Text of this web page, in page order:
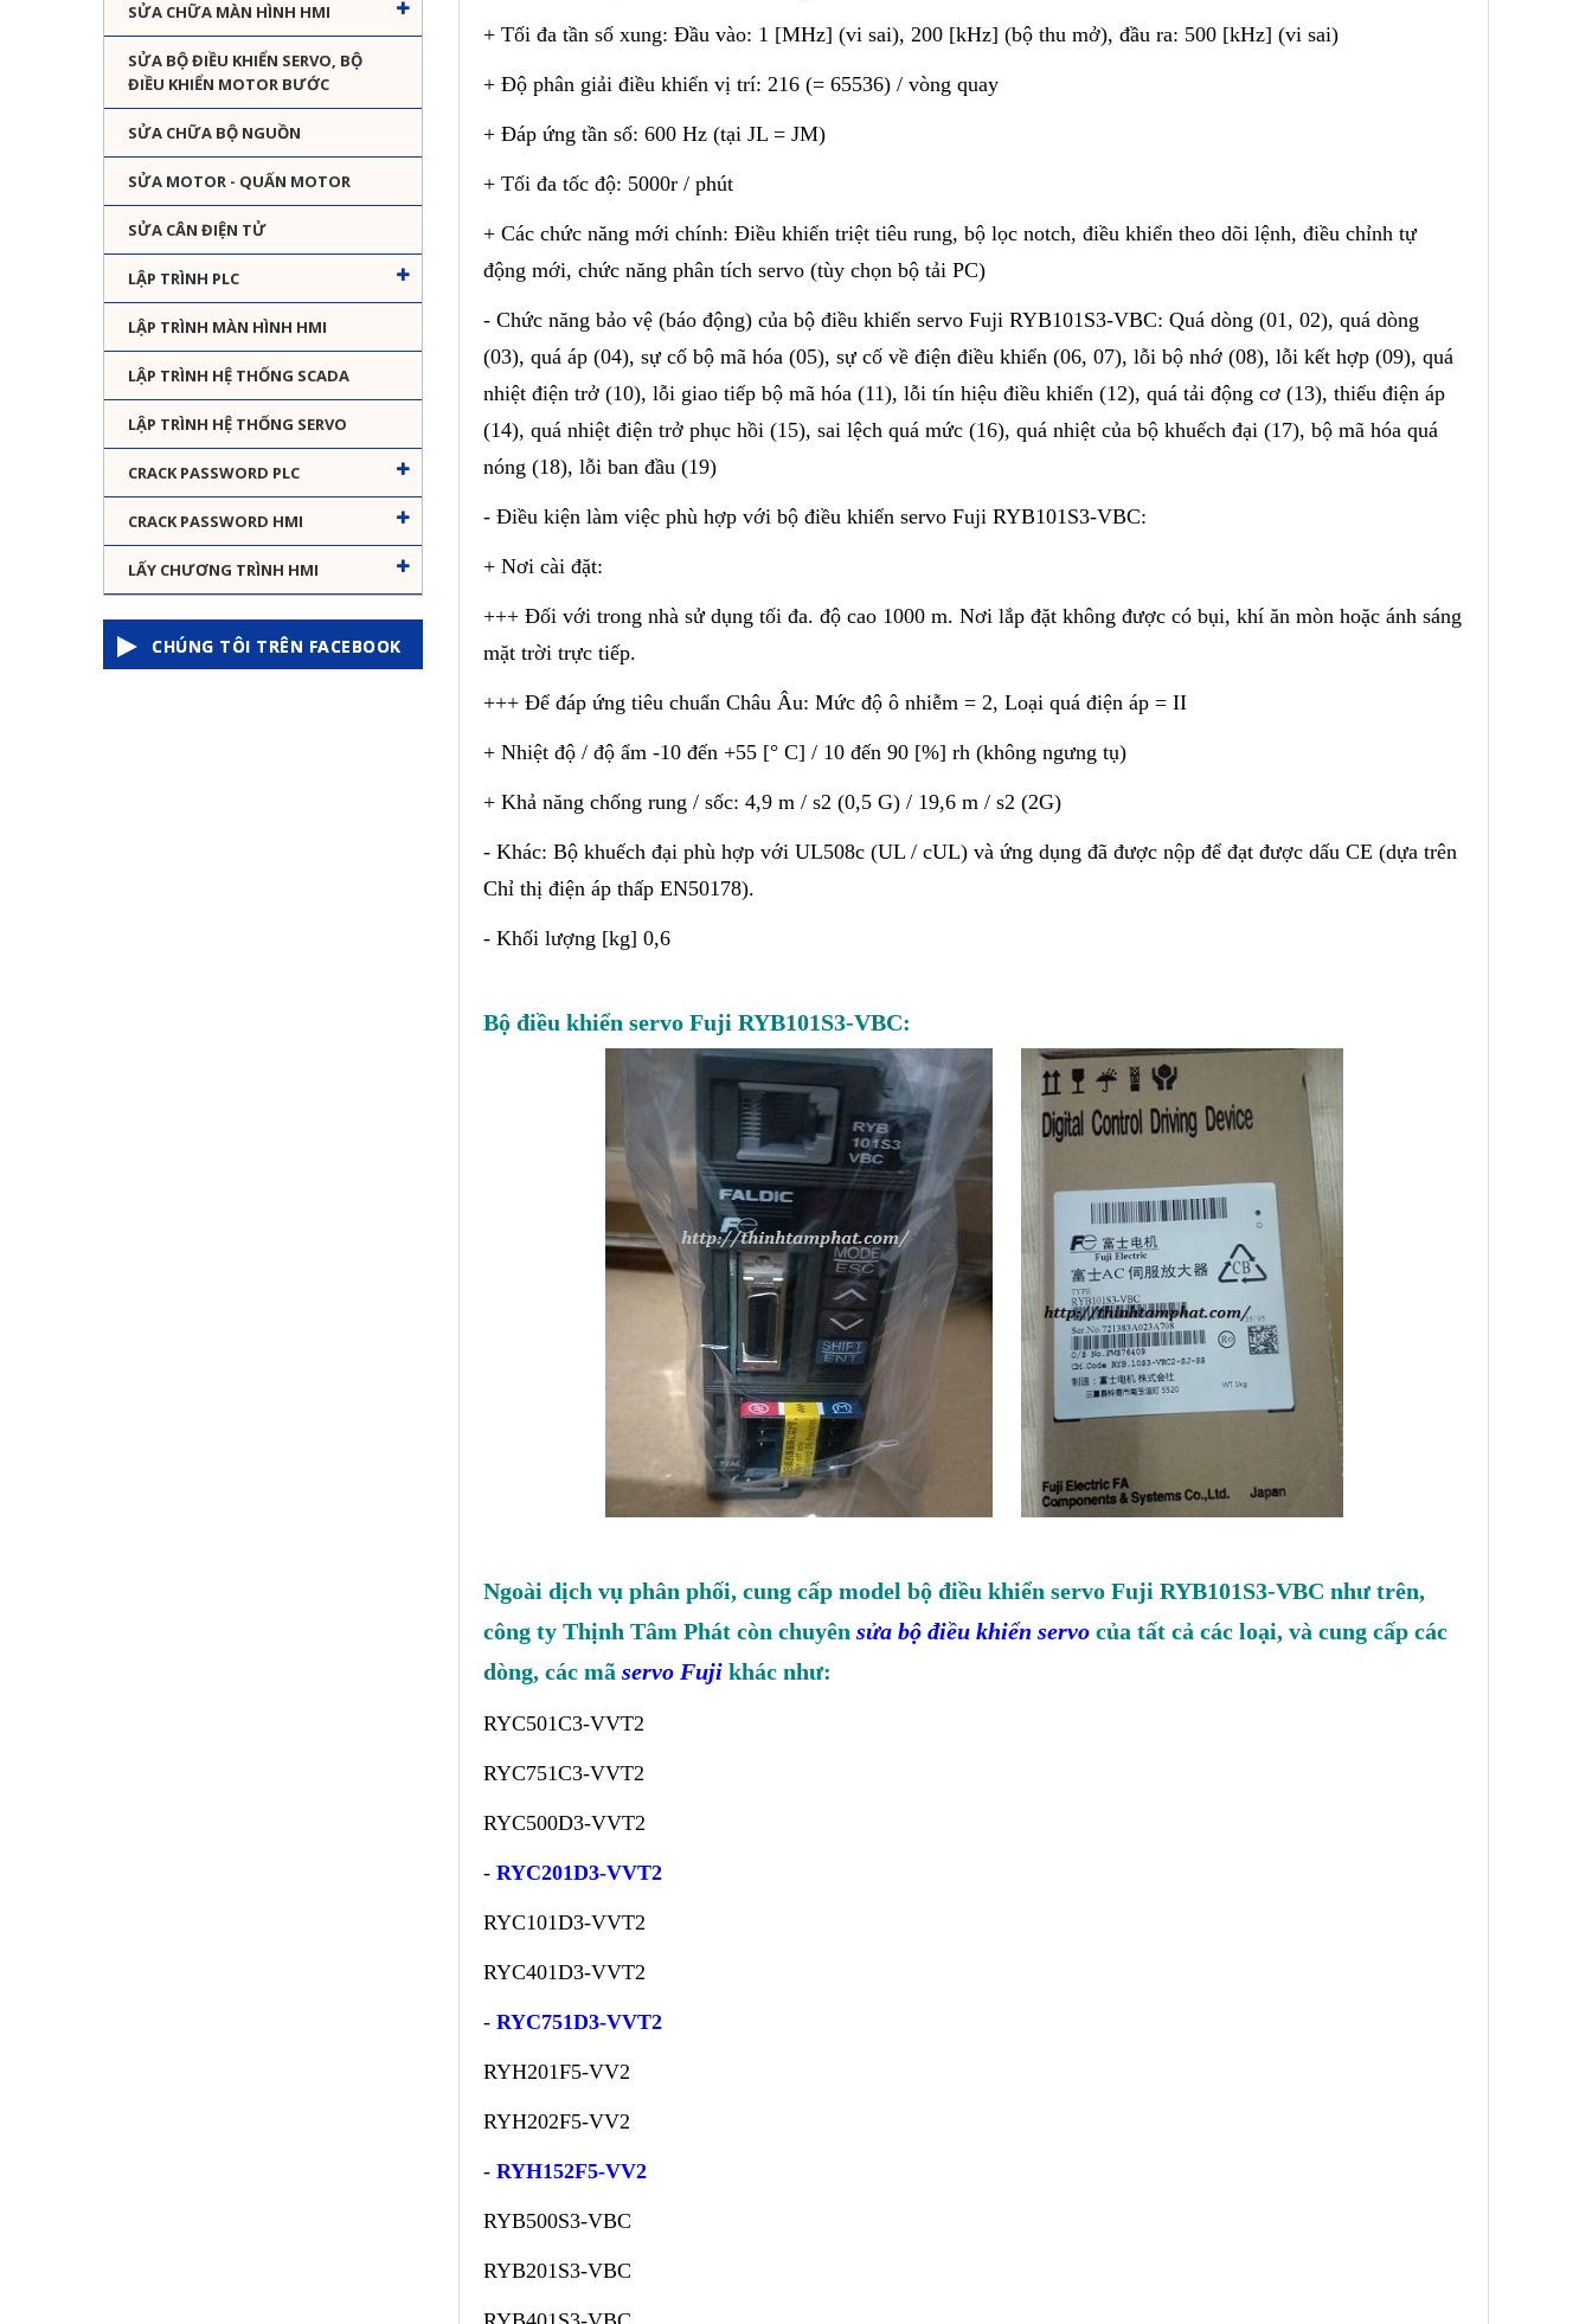
SỬA CHỮA MÀN HÌNH HMI
SỬA BỘ ĐIỀU KHIỂN SERVO, BỘ
ĐIỀU KHIỂN MOTOR BƯỚC
SỬA CHỮA BỘ NGUỒN
SỬA MOTOR - QUẤN MOTOR
SỬA CÂN ĐIỆN TỬ
LẬP TRÌNH PLC
LẬP TRÌNH MÀN HÌNH HMI
LẬP TRÌNH HỆ THỐNG SCADA
LẬP TRÌNH HỆ THỐNG SERVO
CRACK PASSWORD PLC
CRACK PASSWORD HMI
LẤY CHƯƠNG TRÌNH HMI
CHÚNG TÔI TRÊN FACEBOOK
+ Tối đa tần số xung: Đầu vào: 1 [MHz] (vi sai), 200 [kHz] (bộ thu mở), đầu ra: 500 [kHz] (vi sai)
+ Độ phân giải điều khiển vị trí: 216 (= 65536) / vòng quay
+ Đáp ứng tần số: 600 Hz (tại JL = JM)
+ Tối đa tốc độ: 5000r / phút
+ Các chức năng mới chính: Điều khiển triệt tiêu rung, bộ lọc notch, điều khiển theo dõi lệnh, điều chỉnh tự
động mới, chức năng phân tích servo (tùy chọn bộ tải PC)
- Chức năng bảo vệ (báo động) của bộ điều khiển servo Fuji RYB101S3-VBC: Quá dòng (01, 02), quá dòng
(03), quá áp (04), sự cố bộ mã hóa (05), sự cố về điện điều khiển (06, 07), lỗi bộ nhớ (08), lỗi kết hợp (09), quá
nhiệt điện trở (10), lỗi giao tiếp bộ mã hóa (11), lỗi tín hiệu điều khiển (12), quá tải động cơ (13), thiếu điện áp
(14), quá nhiệt điện trở phục hồi (15), sai lệch quá mức (16), quá nhiệt của bộ khuếch đại (17), bộ mã hóa quá
nóng (18), lỗi ban đầu (19)
- Điều kiện làm việc phù hợp với bộ điều khiển servo Fuji RYB101S3-VBC:
+ Nơi cài đặt:
+++ Đối với trong nhà sử dụng tối đa. độ cao 1000 m. Nơi lắp đặt không được có bụi, khí ăn mòn hoặc ánh sáng
mặt trời trực tiếp.
+++ Để đáp ứng tiêu chuẩn Châu Âu: Mức độ ô nhiễm = 2, Loại quá điện áp = II
+ Nhiệt độ / độ ẩm -10 đến +55 [° C] / 10 đến 90 [%] rh (không ngưng tụ)
+ Khả năng chống rung / sốc: 4,9 m / s2 (0,5 G) / 19,6 m / s2 (2G)
- Khác: Bộ khuếch đại phù hợp với UL508c (UL / cUL) và ứng dụng đã được nộp để đạt được dấu CE (dựa trên
Chỉ thị điện áp thấp EN50178).
- Khối lượng [kg] 0,6
Bộ điều khiển servo Fuji RYB101S3-VBC:
Ngoài dịch vụ phân phối, cung cấp model bộ điều khiển servo Fuji RYB101S3-VBC như trên,
công ty Thịnh Tâm Phát còn chuyên sửa bộ điều khiển servo của tất cả các loại, và cung cấp các
dòng, các mã servo Fuji khác như:
RYC501C3-VVT2
RYC751C3-VVT2
RYC500D3-VVT2
- RYC201D3-VVT2
RYC101D3-VVT2
RYC401D3-VVT2
- RYC751D3-VVT2
RYH201F5-VV2
RYH202F5-VV2
- RYH152F5-VV2
RYB500S3-VBC
RYB201S3-VBC